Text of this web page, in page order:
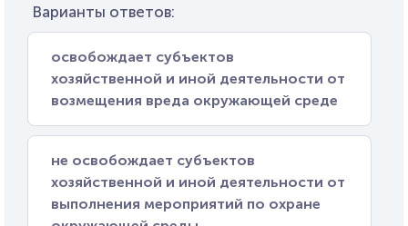
Варианты ответов:
освобождает субъектов
хозяйственной и иной деятельности от
возмещения вреда окружающей среде
не освобождает субъектов
хозяйственной и иной деятельности от
выполнения мероприятий по охране